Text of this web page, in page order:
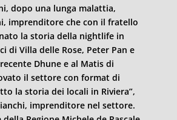
dopo una lunga malattia,
imprenditore che con il fratello
la storia della nightlife in
di Villa delle Rose, Peter Pan e
Dhune e al Matis di
il settore con format di
la storia dei locali in Riviera”,
imprenditore nel settore.